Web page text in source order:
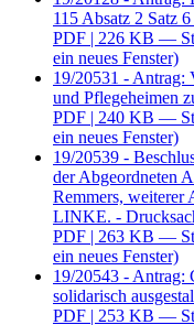
115 Absatz 2 Satz
PDF | 226 KB —
ein neues Fenster)
19/20531 - Antrag:
und Pflegeheimen
PDF | 240 KB —
ein neues Fenster)
19/20539 -
der Abgeordneten
Remmers, weiterer
LINKE. -
PDF | 263 KB —
ein neues Fenster)
19/20543 - Antrag:
solidarisch
PDF | 253 KB —